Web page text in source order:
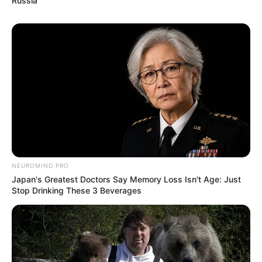
Web
pronostics de la presse du PMU PLAY.100%
avec une option mixte pour
maximiser vos chances de gagner.
✍
QUINTE PRIX LUTTEUR III le
Pronostic de la presse PMU du
jour de Bilto, Paris-Turf, GENY,
NEUROMIND PRO
Japan's Greatest Doctors Say Memory Loss Isn't Age: Just
Stop Drinking These 3 Beverages